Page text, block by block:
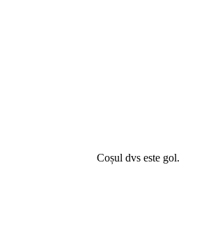
Coșul dvs este gol.